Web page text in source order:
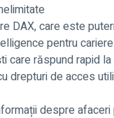
DAX, care este
pentru
care răspund rapid
drepturi de acces
despre